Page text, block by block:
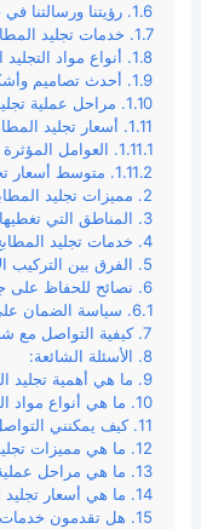
رؤيتنا ورسالتنا
خدمات تجليد
أنواع مواد
أحدث تصاميم
مراحل عملية
أسعار تجليد
العوامل
متوسط أسعار
مميزات تجليد
المناطق التي
خدمات تجليد
الفرق بين التركيب
نصائح للحفاظ على
سياسة الضمان
كيفية التواصل مع
الأسئلة الشائعة:
ما هي أهمية تجليد
ما هي أنواع مواد
كيف يمكنني
ما هي مميزات
ما هي مراحل
ما هي أسعار
هل تقدمون خدمات